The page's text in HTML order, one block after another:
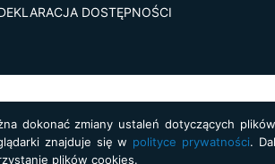
DOSTĘPNOŚCI
dokonać zmiany ustaleń dotyczących
znajduje się w polityce prywatności.
plików cookies.